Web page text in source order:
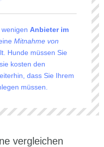
Anbieter im
Mitnahme von
Hunde müssen Sie
kosten den
dass Sie Ihrem
müssen.
vergleichen